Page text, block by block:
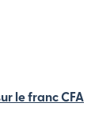
le franc CFA